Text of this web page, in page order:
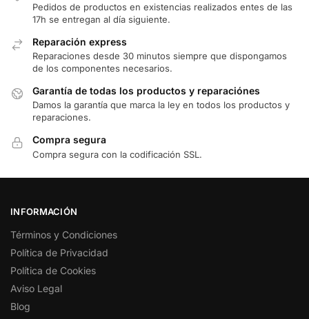
Pedidos de productos en existencias realizados entes de las
17h se entregan al día siguiente.
Reparación express
Reparaciones desde 30 minutos siempre que dispongamos
de los componentes necesarios.
Garantía de todas los productos y reparaciónes
Damos la garantía que marca la ley en todos los productos y
reparaciones.
Compra segura
Compra segura con la codificación SSL.
INFORMACIÓN
Términos y Condiciones
Política de Privacidad
Política de Cookies
Aviso Legal
Blog